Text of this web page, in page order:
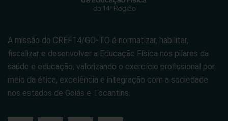
A missão do CREF14/GO-TO é normatizar, habilitar,
fiscalizar e desenvolver a Educação Física nos pilares da
saúde e educação, valorizando o exercício profissional por
meio da ética, excelência e integração com a sociedade
nos estados de Goiás e Tocantins.